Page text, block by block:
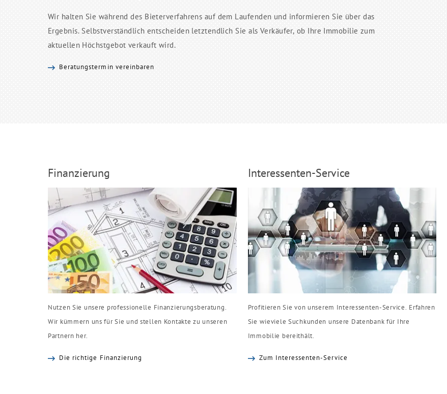
Wir halten Sie während des Bieterverfahrens auf dem Laufenden und informieren Sie über das
Ergebnis. Selbstverständlich entscheiden letztendlich Sie als Verkäufer, ob Ihre Immobilie zum
aktuellen Höchstgebot verkauft wird.
Beratungstermin vereinbaren
Finanzierung
Nutzen Sie unsere professionelle Finanzierungsberatung.
Wir kümmern uns für Sie und stellen Kontakte zu unseren
Partnern her.
Die richtige Finanzierung
Interessenten-Service
Profitieren Sie von unserem Interessenten-Service. Erfahren
Sie wieviele Suchkunden unsere Datenbank für Ihre
Immobilie bereithält.
Zum Interessenten-Service